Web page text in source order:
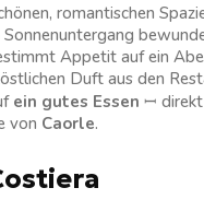
romantischen
Appetit auf ein
Duft aus den
ein gutes Essen ꟷ
von Caorle.